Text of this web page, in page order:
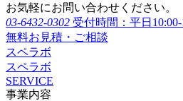
お気軽にお問い合わせください。
03-6432-0302 受付時間：平日10:00-
無料お見積・ご相談
スペラボ
スペラボ
SERVICE
事業内容